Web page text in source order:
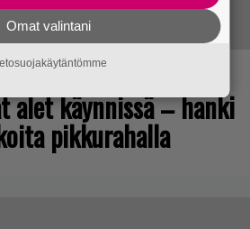
täyttää 40
alet käynnissä – hanki
pikkurahalla
Omat valintani